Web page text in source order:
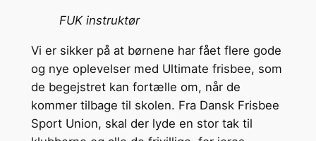
FUK instruktør
Vi er sikker på at børnene har fået flere gode
og nye oplevelser med Ultimate frisbee, som
de begejstret kan fortælle om, når de
kommer tilbage til skolen. Fra Dansk Frisbee
Sport Union, skal der lyde en stor tak til